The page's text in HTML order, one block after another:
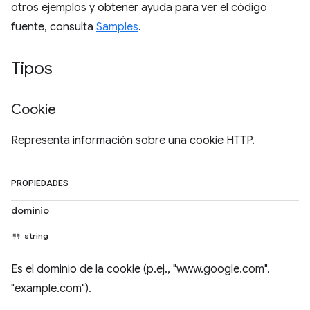
otros ejemplos y obtener ayuda para ver el código
fuente, consulta Samples.
Tipos
Cookie
Representa información sobre una cookie HTTP.
PROPIEDADES
dominio
string
Es el dominio de la cookie (p.ej., "www.google.com",
"example.com").